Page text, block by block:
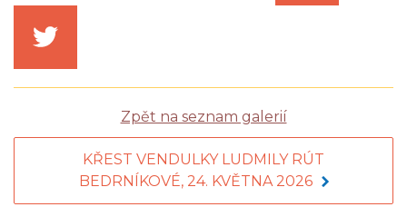
Zpět na seznam galerií
KŘEST VENDULKY LUDMILY RÚT
BEDRNÍKOVÉ, 24. KVĚTNA 2026